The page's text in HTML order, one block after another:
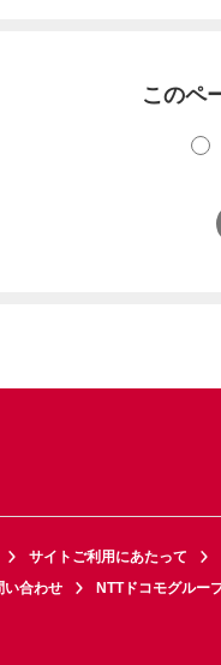
このペ
サイトご利用にあたって
い合わせ NTTドコモグルー